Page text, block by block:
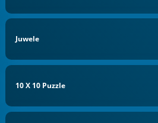
Juwele
10 X 10 Puzzle